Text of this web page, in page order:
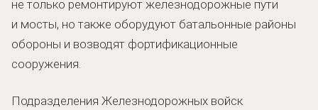
не только ремонтируют железнодорожные пути
и мосты, но также оборудуют батальонные районы
обороны и возводят фортификационные
сооружения.
Подразделения Железнодорожных войск